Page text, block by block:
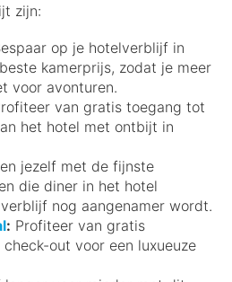
zijn:
op je hotelverblijf in
kamerprijs, zodat je meer
voor avonturen.
van gratis toegang tot
het hotel met ontbijt in
jezelf met de fijnste
die diner in het hotel
nog aangenamer wordt.
: Profiteer van gratis
out voor een luxueuze